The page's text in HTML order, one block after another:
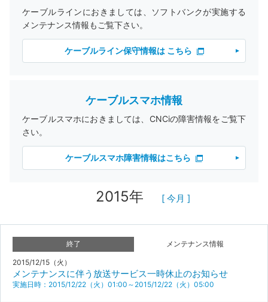
ケーブルラインにおきましては、ソフトバンクが実施する
メンテナンス情報もご覧下さい。
ケーブルライン保守情報は こちら
ケーブルスマホ情報
ケーブルスマホにおきましては、CNCiの障害情報をご覧下
さい。
ケーブルスマホ障害情報はこちら
2015年 [ 今月 ]
終了 メンテナンス情報
2015/12/15（火）
メンテナンスに伴う放送サービス一時休止のお知らせ
実施日時：2015/12/22（火）01:00～2015/12/22（火）05:00